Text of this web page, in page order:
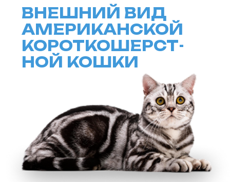
КОРОТКОШЕРСТ-
НОЙ КОШКИ
Американская короткошерстная
кошка известна своим
разнообразием окрасов.
Среди наиболее популярных
вариантов — черный, голубой,
и каждый может выбрать кошку
по своему вкусу.
Шерсть этих кошек короткая
и плотная, что облегчает уход
за ней. Однако регулярное
расчесывание помогает
поддерживать ее в идеальном
состоянии и предотвращать